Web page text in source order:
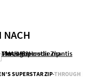
NACH
SUPERSTAR ZIP-THROUGH